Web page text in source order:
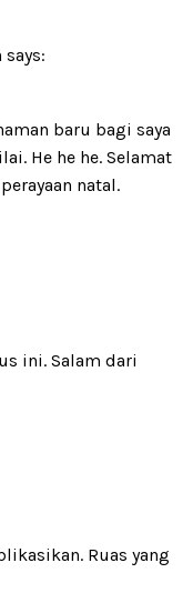
says:
baru bagi saya
He he he. Selamat
natal.
ini. Salam dari
Ruas yang